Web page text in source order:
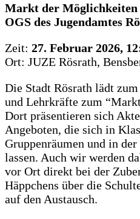
Markt der
OGS des Jugendamtes
Zeit: 27. Februar 2026,
Ort: JUZE Rösrath,
Die Stadt Rösrath lädt
und Lehrkräfte zum
Dort präsentieren sich
Angeboten, die sich in
Gruppenräumen und in
lassen. Auch wir werden
vor Ort direkt bei der
Häppchens über die
auf den Austausch.